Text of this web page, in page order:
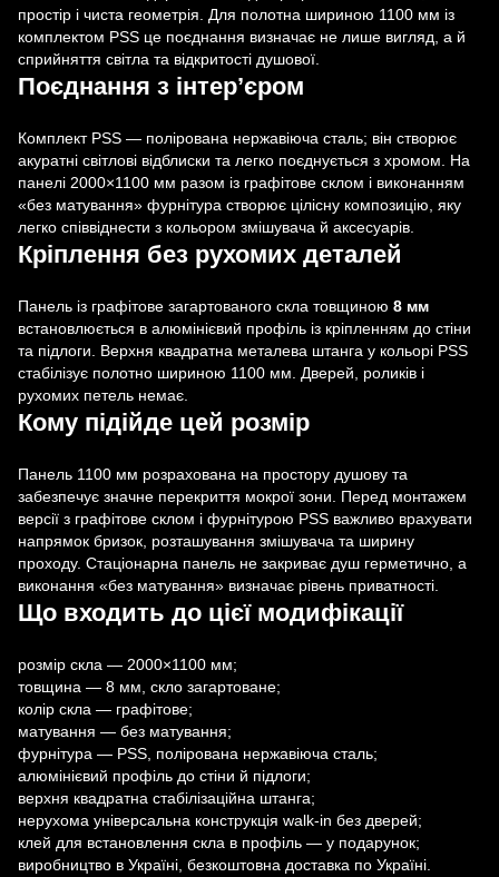
простір і чиста геометрія. Для полотна шириною 1100 мм із
комплектом PSS це поєднання визначає не лише вигляд, а й
сприйняття світла та відкритості душової.
Поєднання з інтер’єром
Комплект PSS — полірована нержавіюча сталь; він створює
акуратні світлові відблиски та легко поєднується з хромом. На
панелі 2000×1100 мм разом із графітове склом і виконанням
«без матування» фурнітура створює цілісну композицію, яку
легко співвіднести з кольором змішувача й аксесуарів.
Кріплення без рухомих деталей
Панель із графітове загартованого скла товщиною 8 мм
встановлюється в алюмінієвий профіль із кріпленням до стіни
та підлоги. Верхня квадратна металева штанга у кольорі PSS
стабілізує полотно шириною 1100 мм. Дверей, роликів і
рухомих петель немає.
Кому підійде цей розмір
Панель 1100 мм розрахована на простору душову та
забезпечує значне перекриття мокрої зони. Перед монтажем
версії з графітове склом і фурнітурою PSS важливо врахувати
напрямок бризок, розташування змішувача та ширину
проходу. Стаціонарна панель не закриває душ герметично, а
виконання «без матування» визначає рівень приватності.
Що входить до цієї модифікації
розмір скла — 2000×1100 мм;
товщина — 8 мм, скло загартоване;
колір скла — графітове;
матування — без матування;
фурнітура — PSS, полірована нержавіюча сталь;
алюмінієвий профіль до стіни й підлоги;
верхня квадратна стабілізаційна штанга;
нерухома універсальна конструкція walk-in без дверей;
клей для встановлення скла в профіль — у подарунок;
виробництво в Україні, безкоштовна доставка по Україні.